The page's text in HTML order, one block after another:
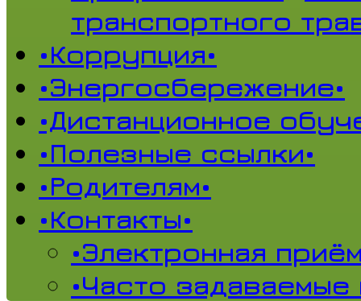
транспортного
•Коррупция•
•Энергосбережение•
•Дистанционное
•Полезные ссылки•
•Родителям•
•Контакты•
•Электронная
•Часто